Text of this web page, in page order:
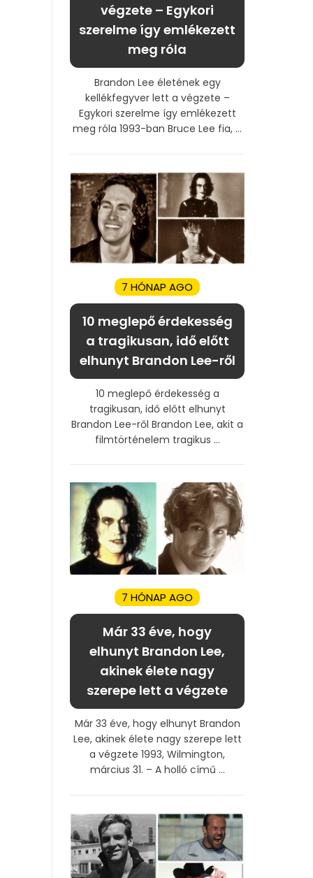
végzete – Egykori
szerelme így emlékezett
meg róla
Brandon Lee életének egy
kellékfegyver lett a végzete –
Egykori szerelme így emlékezett
meg róla 1993-ban Bruce Lee fia, ...
7 HÓNAP AGO
10 meglepő érdekesség
a tragikusan, idő előtt
elhunyt Brandon Lee-ről
10 meglepő érdekesség a
tragikusan, idő előtt elhunyt
Brandon Lee-ről Brandon Lee, akit a
filmtörténelem tragikus ...
7 HÓNAP AGO
Már 33 éve, hogy
elhunyt Brandon Lee,
akinek élete nagy
szerepe lett a végzete
Már 33 éve, hogy elhunyt Brandon
Lee, akinek élete nagy szerepe lett
a végzete 1993, Wilmington,
március 31. – A holló című ...